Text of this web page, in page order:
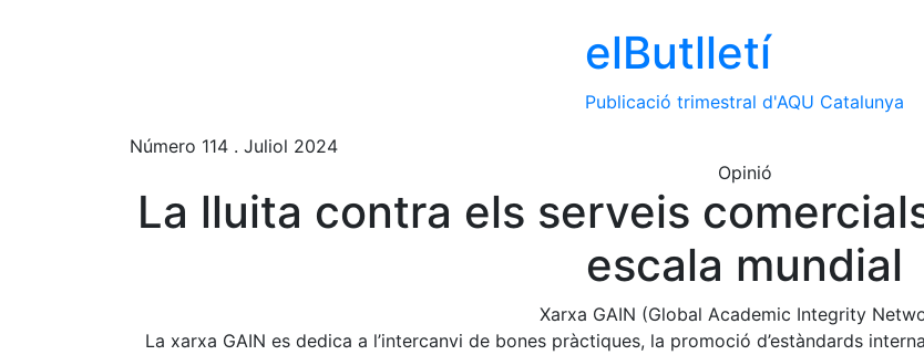
elButlletí
Publicació trimestral d'AQU Catalunya
Número 114 . Juliol 2024
Opinió
La lluita contra els serveis
escala mundial
Xarxa GAIN (Global Academic Integrity
La xarxa GAIN es dedica a l’intercanvi de bones pràctiques, la promoció d’estàndards